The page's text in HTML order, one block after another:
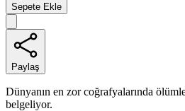
Sepete Ekle
Paylaş
Dünyanın en zor coğrafyalarında
belgeliyor.